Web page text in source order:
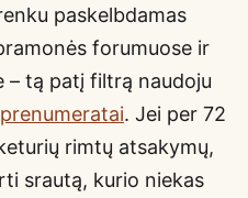
paskelbdamas
forumuose ir
– tą patį filtrą naudoju
. Jei per 72
rimtų atsakymų,
srautą, kurio niekas